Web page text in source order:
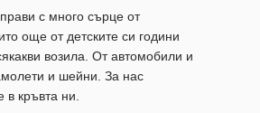
с много сърце от
още от детските си години
возила. От автомобили и
и шейни. За нас
в кръвта ни.